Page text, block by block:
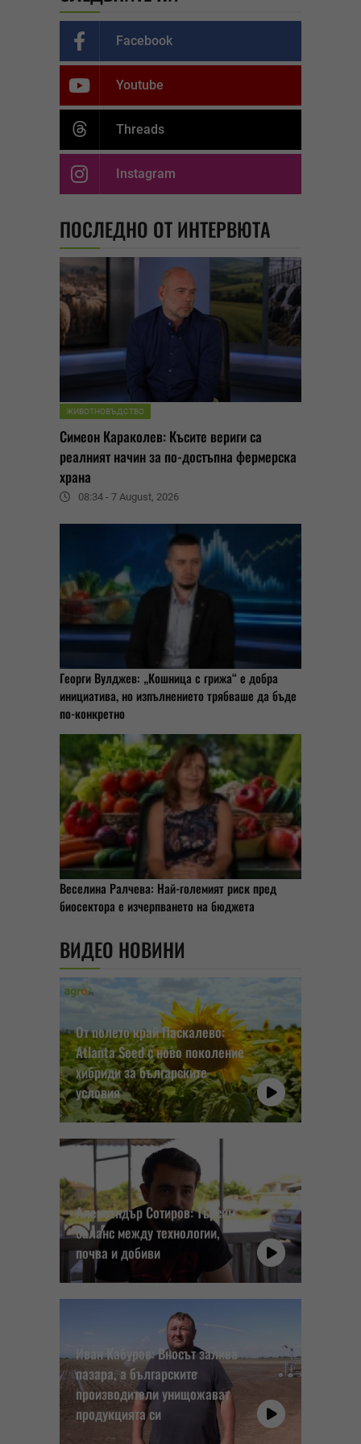
Facebook
Youtube
Threads
Instagram
ПОСЛЕДНО ОТ ИНТЕРВЮТА
ЖИВОТНОВЪДСТВО
Симеон Караколев: Късите вериги са
реалният начин за по-достъпна фермерска
храна
08:34 - 7 August, 2026
Георги Вулджев: „Кошница с грижа“ е добра
инициатива, но изпълнението трябваше да бъде
по-конкретно
Веселина Ралчева: Най-големият риск пред
биосектора е изчерпването на бюджета
ВИДЕО НОВИНИ
От полето край Паскалево:
Atlanta Seed с ново поколение
хибриди за българските
условия
Александър Сотиров: Търсим
баланс между технологии,
почва и добиви
Иван Кабуров: Вносът залива
пазара, а българските
производители унищожават
продукцията си